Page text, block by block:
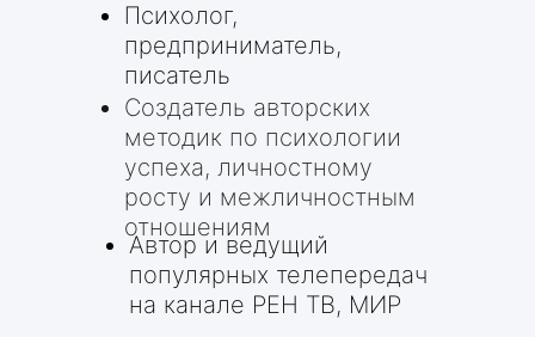
Психолог,
предприниматель,
писатель
Автор и ведущий
популярных телепередач
на канале РЕН ТВ, МИР
Создатель авторских
методик по психологии
успеха, личностному
росту и межличностным
отношениям